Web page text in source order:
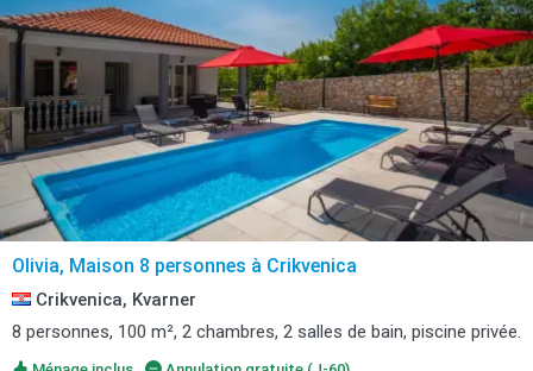
Olivia, Maison 8 personnes à Crikvenica
Crikvenica, Kvarner
8 personnes, 100 m², 2 chambres, 2 salles de bain, piscine privée.